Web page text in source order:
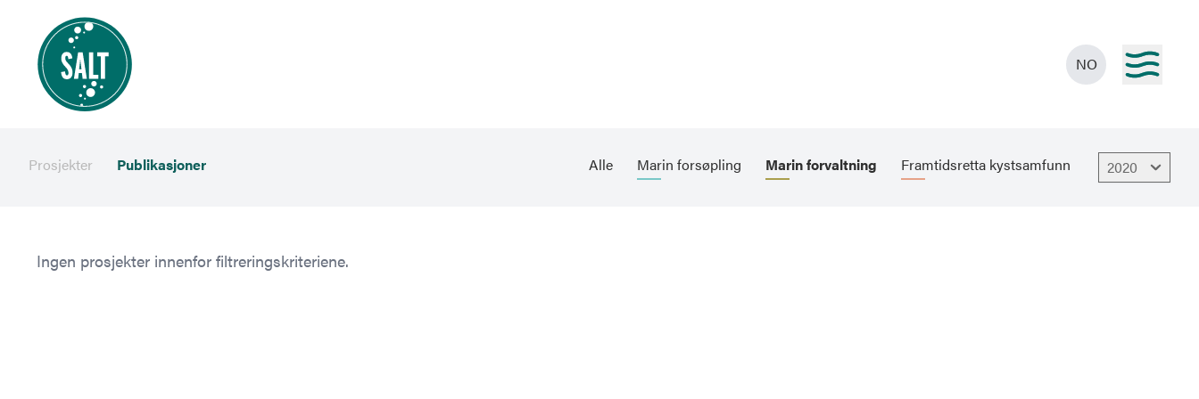
NO
Prosjekter Publikasjoner Alle Marin forsøpling Marin forvaltning Framtidsretta kystsamfunn 2020
Ingen prosjekter innenfor filtreringskriteriene.